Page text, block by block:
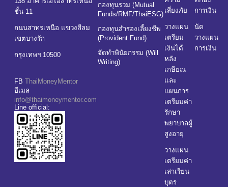
กองทุนรวม (Mutual
Funds/RMF/ThaiESG)
กองทุนสำรองเลี้ยงชีพ
(Provident Fund)
จัดทำพินัยกรรม (Will
Writing)
เสี่ยงภัย
วางแผน
เตรียม
เงินได้
หลัง
เกษียณ
และ
แผนการ
เตรียมค่า
รักษา
พยาบาลผู้
สูงอายุ
วางแผน
เตรียมค่า
เล่าเรียน
บุตร
การเงิน
นัด
วางแผน
การเงิน
ชั้น 11
ถนนสาทรเหนือ แขวงสีลม
เขตบางรัก
กรุงเทพฯ 10500
FB ThaiMoneyMentor
อีเมล
info@thaimoneymentor.com
Line official: